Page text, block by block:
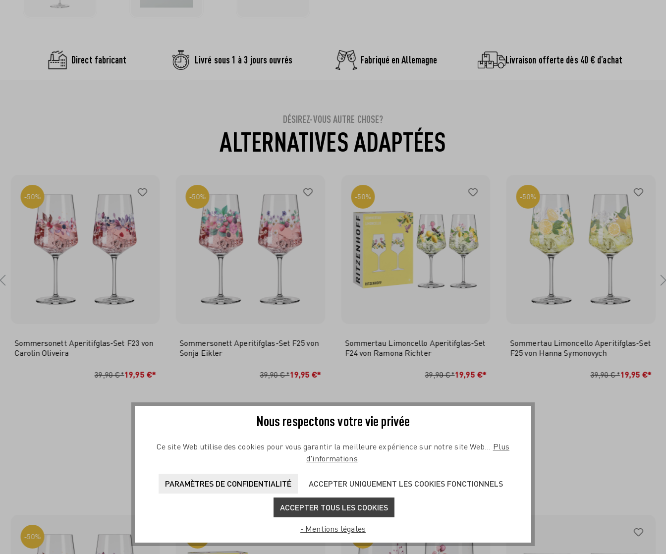
Direct fabricant Livré sous 1 à 3 jours ouvrés Fabriqué en Allemagne Livraison offerte dès 40 € d’achat
DÉSIREZ-VOUS AUTRE CHOSE?
ALTERNATIVES ADAPTÉES
-50%
Sommersonett Aperitifglas-Set F23 von
Carolin Oliveira
39,90 €*19,95 €*
-50%
Sommersonett Aperitifglas-Set F25 von
Sonja Eikler
39,90 €*19,95 €*
-50%
Sommertau Limoncello Aperitifglas-Set
F24 von Ramona Richter
39,90 €*19,95 €*
-50%
Sommertau Limoncello Aperitifglas-Set
F25 von Hanna Symonovych
39,90 €*19,95 €*
COMPLÉTEZ VOTRE TABLE
SOUVENT ACHETÉS ENSEMBLE
-50%
Nous respectons votre vie privée
Ce site Web utilise des cookies pour vous garantir la meilleure expérience sur notre site Web... Plus
d'informations
PARAMÈTRES DE CONFIDENTIALITÉ ACCEPTER UNIQUEMENT LES COOKIES FONCTIONNELS
ACCEPTER TOUS LES COOKIES
- Mentions légales